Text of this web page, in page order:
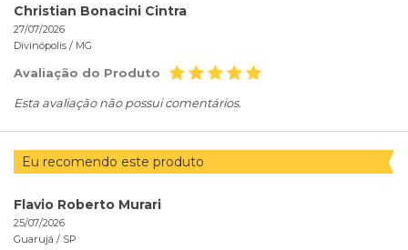
Christian Bonacini Cintra
27/07/2026
Divinópolis / MG
Avaliação do Produto
Esta avaliação não possui comentários.
Eu recomendo este produto
Flavio Roberto Murari
25/07/2026
Guarujá / SP